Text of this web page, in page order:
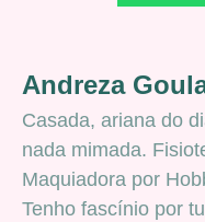
Andreza
Casada, ariana do
nada mimada.
Maquiadora por
Tenho fascínio por